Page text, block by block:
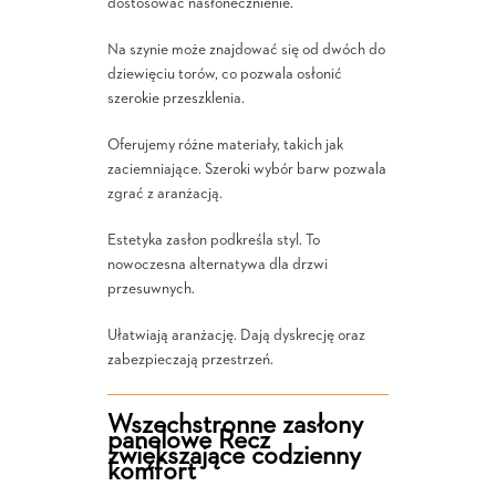
dostosować nasłonecznienie.
Na szynie może znajdować się od dwóch do
dziewięciu torów, co pozwala osłonić
szerokie przeszklenia.
Oferujemy różne materiały, takich jak
zaciemniające. Szeroki wybór barw pozwala
zgrać z aranżacją.
Estetyka zasłon podkreśla styl. To
nowoczesna alternatywa dla drzwi
przesuwnych.
Ułatwiają aranżację. Dają dyskrecję oraz
zabezpieczają przestrzeń.
Wszechstronne zasłony
panelowe Recz
zwiększające codzienny
komfort